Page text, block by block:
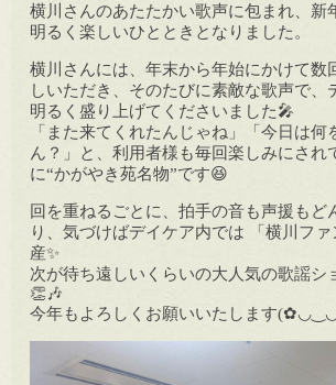
横川さんのあたたかい歌声に包まれ、新
明るく楽しいひとときとなりました。
横川さんには、年末から年始にかけて数
しいただき、そのたびに素敵な歌声で、
明るく盛り上げてくださいました🎤
「また来てくれたんじゃね」「今日は何
ん？」と、利用者様も毎回楽しみにされ
に“かがやき苑名物”です😆
回を重ねるごとに、拍手の音も声援もど
り、気づけばデイケア内では 「横川フ
産✨
次が待ち遠しいくらいの大人気の歌謡シ
👏🎶
今年もよろしくお願いいたします